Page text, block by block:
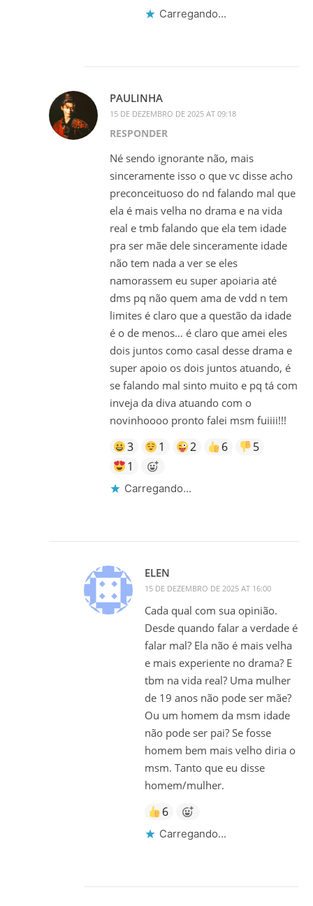
Carregando...
PAULINHA
15 DE DEZEMBRO DE 2025 AT 09:18
RESPONDER
Né sendo ignorante não, mais
sinceramente isso o que vc disse acho
preconceituoso do nd falando mal que
ela é mais velha no drama e na vida
real e tmb falando que ela tem idade
pra ser mãe dele sinceramente idade
não tem nada a ver se eles
namorassem eu super apoiaria até
dms pq não quem ama de vdd n tem
limites é claro que a questão da idade
é o de menos… é claro que amei eles
dois juntos como casal desse drama e
super apoio os dois juntos atuando, é
se falando mal sinto muito e pq tá com
inveja da diva atuando com o
novinhoooo pronto falei msm fuiiii!!!
3 1 2 6
5
1
Carregando...
ELEN
15 DE DEZEMBRO DE 2025 AT 16:00
Cada qual com sua opinião.
Desde quando falar a verdade é
falar mal? Ela não é mais velha
e mais experiente no drama? E
tbm na vida real? Uma mulher
de 19 anos não pode ser mãe?
Ou um homem da msm idade
não pode ser pai? Se fosse
homem bem mais velho diria o
msm. Tanto que eu disse
homem/mulher.
6
Carregando...